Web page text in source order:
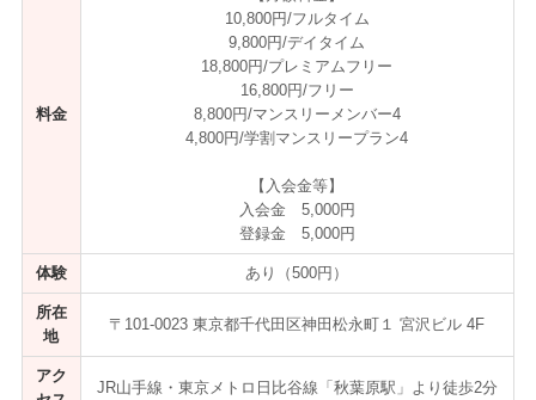
料金
10,800円/フルタイム
9,800円/デイタイム
18,800円/プレミアムフリー
16,800円/フリー
8,800円/マンスリーメンバー4
4,800円/学割マンスリープラン4
【入会金等】
入会金 5,000円
登録金 5,000円
体験 あり（500円）
所在
地
〒101-0023 東京都千代田区神田松永町１ 宮沢ビル 4F
アク
JR山手線・東京メトロ日比谷線「秋葉原駅」より徒歩2分